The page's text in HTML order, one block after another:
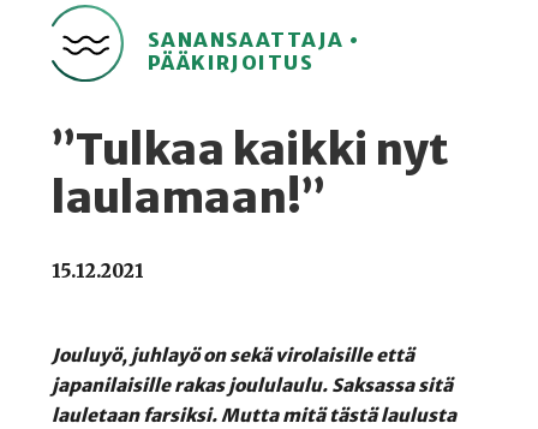
SANANSAATTAJA •
PÄÄKIRJOITUS
”Tulkaa kaikki nyt
laulamaan!”
15.12.2021
Jouluyö, juhlayö on sekä virolaisille että
japanilaisille rakas joululaulu. Saksassa sitä
lauletaan farsiksi. Mutta mitä tästä laulusta